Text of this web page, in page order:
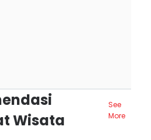
Wisata
See
More